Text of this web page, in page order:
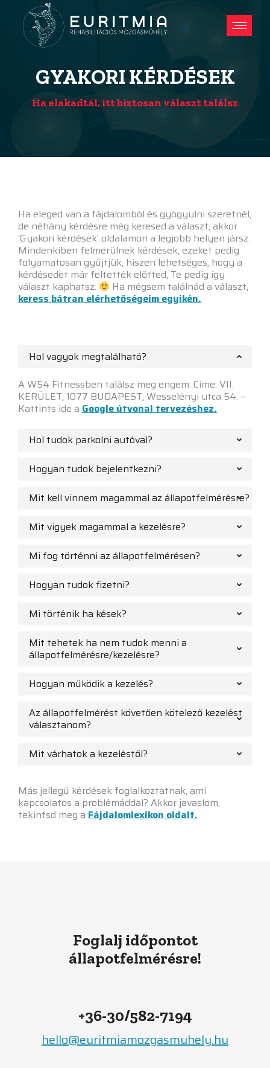
GYAKORI KÉRDÉSEK
Ha elakadtál, itt biztosan választ találsz
Ha eleged van a fájdalomból és gyógyulni szeretnél,
de néhány kérdésre még keresed a választ, akkor
‘Gyakori kérdések’ oldalamon a legjobb helyen jársz.
Mindenkiben felmerülnek kérdések, ezeket pedig
folyamatosan gyűjtjük, hiszen lehetséges, hogy a
kérdésedet már feltették előtted, Te pedig így
választ kaphatsz.
Ha mégsem találnád a választ,
keress bátran elérhetőségeim egyikén.
Hol vagyok megtalálható?
A W54 Fitnessben találsz meg engem. Címe: VII.
KERÜLET, 1077 BUDAPEST, Wesselényi utca 54. –
Kattints ide a Google útvonal tervezéshez.
Hol tudok parkolni autóval?
Hogyan tudok bejelentkezni?
Mit kell vinnem magammal az állapotfelmérésre?
Mit vigyek magammal a kezelésre?
Mi fog történni az állapotfelmérésen?
Hogyan tudok fizetni?
Mi történik ha kések?
Mit tehetek ha nem tudok menni a
állapotfelmérésre/kezelésre?
Hogyan működik a kezelés?
Az állapotfelmérést követően kötelező kezelést
választanom?
Mit várhatok a kezeléstől?
Más jellegű kérdések foglalkoztatnak, ami
kapcsolatos a problémáddal? Akkor javaslom,
tekintsd meg a Fájdalomlexikon oldalt.
Foglalj időpontot
állapotfelmérésre!
+36-30/582-7194
hello@euritmiamozgasmuhely.hu